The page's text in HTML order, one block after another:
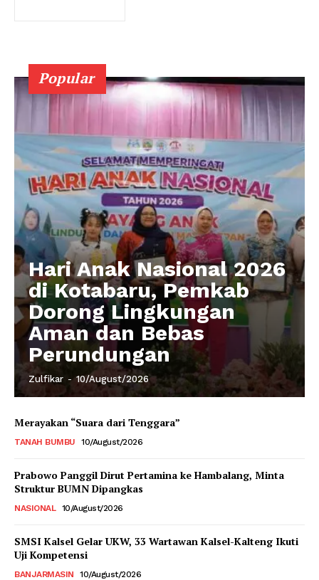
Popular
Hari Anak Nasional 2026
di Kotabaru, Pemkab
Dorong Lingkungan
Aman dan Bebas
Perundungan
Zulfikar - 10/August/2026
Merayakan “Suara dari Tenggara”
TANAH BUMBU 10/August/2026
Prabowo Panggil Dirut Pertamina ke Hambalang, Minta
Struktur BUMN Dipangkas
NASIONAL 10/August/2026
SMSI Kalsel Gelar UKW, 33 Wartawan Kalsel-Kalteng Ikuti
Uji Kompetensi
BANJARMASIN 10/August/2026